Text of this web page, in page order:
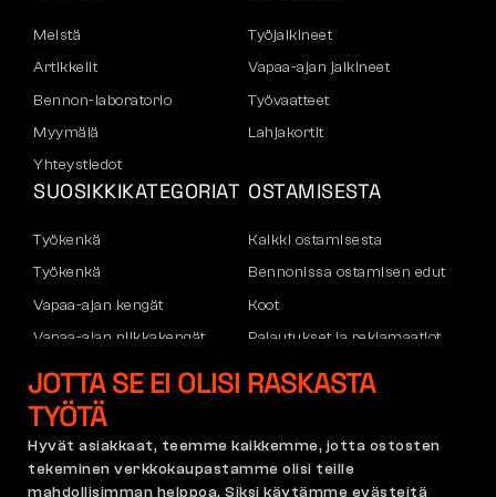
Meistä
Artikkelit
Bennon-laboratorio
Myymälä
Yhteystiedot
Työjalkineet
Vapaa-ajan jalkineet
Työvaatteet
Lahjakortit
SUOSIKKIKATEGORIAT
Työkenkä
Työkenkä
Vapaa-ajan kengät
Vapaa-ajan nilkkakengät
Housut
Hupparit
OSTAMISESTA
Kaikki ostamisesta
Bennonissa ostamisen edut
Koot
Palautukset ja reklamaatiot
Kuljetus ja maksu
Reklamaatiot ja takuu
JOTTA SE EI OLISI RASKASTA
TYÖTÄ
Hyvät asiakkaat, teemme kaikkemme, jotta ostosten
tekeminen verkkokaupastamme olisi teille
mahdollisimman helppoa. Siksi käytämme evästeitä